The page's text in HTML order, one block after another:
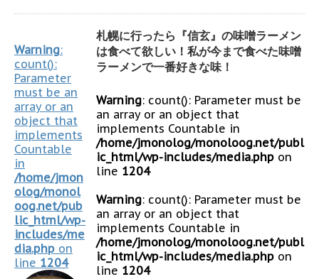
Warning:
count():
Parameter
must be an
array or an
object that
implements
Countable
in
/home/jmon
olog/monol
oog.net/pub
lic_html/wp-
includes/me
dia.php on
line 1204
札幌に行ったら『信玄』の味噌ラーメン
は食べて欲しい！私が今まで食べた味噌
ラーメンで一番好きな味！
Warning: count(): Parameter must be
an array or an object that
implements Countable in
/home/jmonolog/monoloog.net/publ
ic_html/wp-includes/media.php on
line 1204
Warning: count(): Parameter must be
an array or an object that
implements Countable in
/home/jmonolog/monoloog.net/publ
ic_html/wp-includes/media.php on
line 1204